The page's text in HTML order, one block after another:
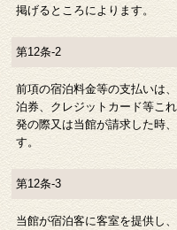
掲げるところによります。
第12条-2
前項の宿泊料金等の支払いは
泊券、クレジットカード等こ
発の際又は当館が請求した時
す。
第12条-3
当館が宿泊客に客室を提供し